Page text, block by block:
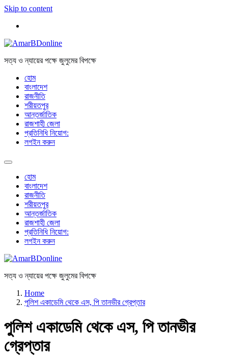
Skip to content
সত্য ও ন্যায়ের পক্ষে জুলুমের বিপক্ষে
হোম
বাংলাদেশ
রাজনীতি
শরীয়তপুর
আন্তর্জাতিক
রাজশাহী জেলা
প্রতিনিধি নিয়োগ:
লগইন করুন
হোম
বাংলাদেশ
রাজনীতি
শরীয়তপুর
আন্তর্জাতিক
রাজশাহী জেলা
প্রতিনিধি নিয়োগ:
লগইন করুন
সত্য ও ন্যায়ের পক্ষে জুলুমের বিপক্ষে
Home
পুলিশ একাডেমি থেকে এস, পি তানভীর গ্রেপ্তার
পুলিশ একাডেমি থেকে এস, পি তানভীর
গ্রেপ্তার